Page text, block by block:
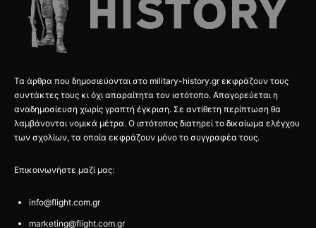
Τα άρθρα που δημοσιεύονται στο military-history.gr εκφράζουν τους
συντάκτες τους κι όχι απαραίτητα τον ιστότοπο. Απαγορεύεται η
αναδημοσίευση χωρίς γραπτή έγκριση. Σε αντίθετη περίπτωση θα
λαμβάνονται νομικά μέτρα. Ο ιστότοπος διατηρεί το δικαίωμα ελέγχου
των σχολίων, τα οποία εκφράζουν μόνο το συγγραφέα τους.
Επικοινωνήστε μαζί μας:
info@flight.com.gr
marketing@flight.com.gr